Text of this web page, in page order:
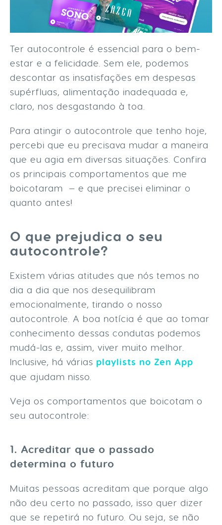
Ter autocontrole é essencial para o bem-
estar e a felicidade. Sem ele, podemos
descontar as insatisfações em despesas
supérfluas, alimentação inadequada e,
claro, nos desgastando à toa.
Para atingir o autocontrole que tenho hoje,
percebi que eu precisava mudar a maneira
que eu agia em diversas situações. Confira
os principais comportamentos que me
boicotaram — e que precisei eliminar o
quanto antes!
O que prejudica o seu
autocontrole?
Existem várias atitudes que nós temos no
dia a dia que nos desequilibram
emocionalmente, tirando o nosso
autocontrole. A boa notícia é que ao tomar
conhecimento dessas condutas podemos
mudá-las e, assim, viver muito melhor.
Inclusive, há várias playlists no Zen App
que ajudam nisso.
Veja os comportamentos que boicotam o
seu autocontrole:
1. Acreditar que o passado
determina o futuro
Muitas pessoas acreditam que porque algo
não deu certo no passado, isso quer dizer
que se repetirá no futuro. Ou seja, se não